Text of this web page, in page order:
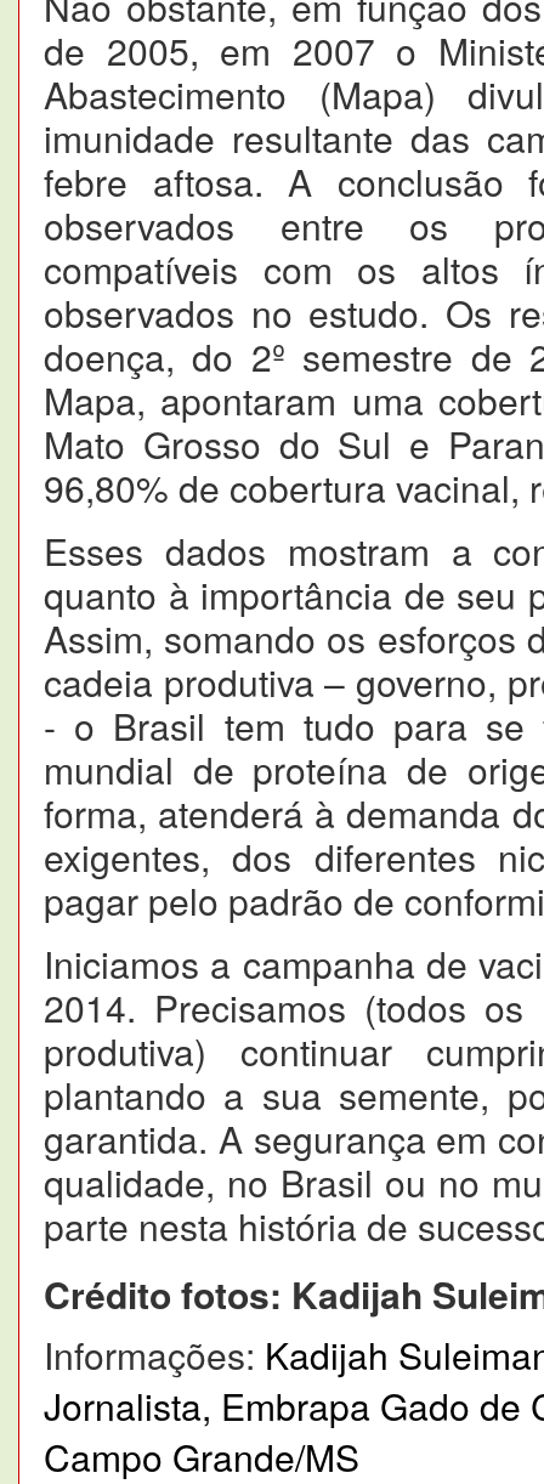
de 2005, em 2007 o
Abastecimento (Mapa)
imunidade resultante das
febre aftosa. A conclusão
observados entre os
compatíveis com os altos
observados no estudo. Os
doença, do 2º semestre de
Mapa, apontaram uma
Mato Grosso do Sul e
96,80% de cobertura vacinal,
Esses dados mostram a
quanto à importância de seu
Assim, somando os esforços
cadeia produtiva – governo,
- o Brasil tem tudo para se
mundial de proteína de
forma, atenderá à demanda
exigentes, dos diferentes
pagar pelo padrão de
Iniciamos a campanha de
2014. Precisamos (todos
produtiva) continuar
plantando a sua semente,
garantida. A segurança em
qualidade, no Brasil ou no
parte nesta história de
Crédito fotos: Kadijah
Informações: Kadijah
Jornalista, Embrapa Gado de
Campo Grande/MS